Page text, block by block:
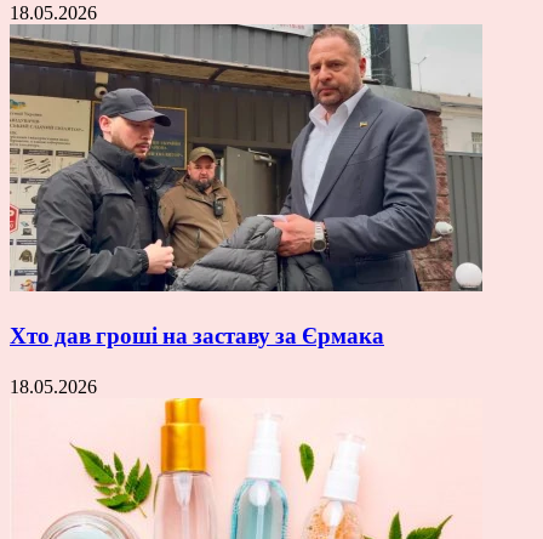
18.05.2026
Хто дав гроші на заставу за Єрмака
18.05.2026